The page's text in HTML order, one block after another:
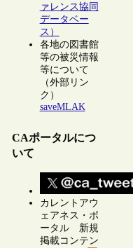
ァレンス協同
データベー
ス）
各地の図書館
等の被災情報
等について
（外部リン
ク）
saveMLAK
CAポータルにつ
いて
カレントアウ
ェアネス・ポ
ータル 新規
掲載コンテン